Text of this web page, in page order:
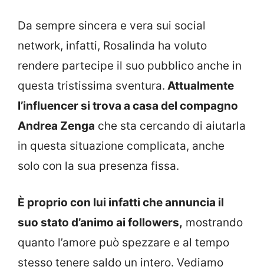
Da sempre sincera e vera sui social
network, infatti, Rosalinda ha voluto
rendere partecipe il suo pubblico anche in
questa tristissima sventura. Attualmente
l’influencer si trova a casa del compagno
Andrea Zenga che sta cercando di aiutarla
in questa situazione complicata, anche
solo con la sua presenza fissa.
È proprio con lui infatti che annuncia il
suo stato d’animo ai followers, mostrando
quanto l’amore può spezzare e al tempo
stesso tenere saldo un intero. Vediamo